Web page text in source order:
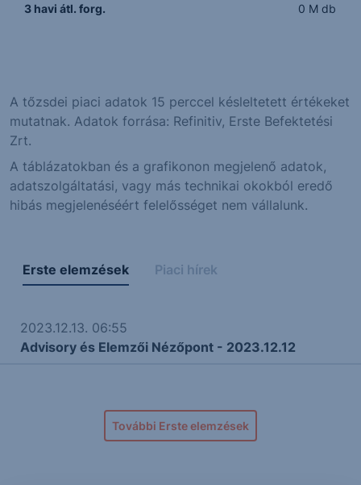
3 havi átl. forg.
0 M db
A tőzsdei piaci adatok 15 perccel késleltetett értékeket
mutatnak. Adatok forrása: Refinitiv, Erste Befektetési
Zrt.
A táblázatokban és a grafikonon megjelenő adatok,
adatszolgáltatási, vagy más technikai okokból eredő
hibás megjelenéséért felelősséget nem vállalunk.
Erste elemzések Piaci hírek
2023.12.13. 06:55
Advisory és Elemzői Nézőpont - 2023.12.12
További Erste elemzések